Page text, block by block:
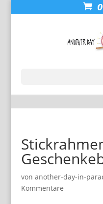
von another-day-in-
Kommentare